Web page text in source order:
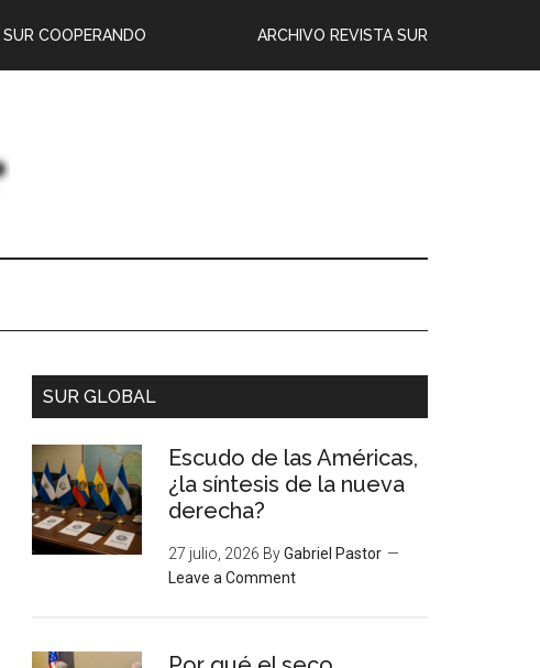
ARCHIVO REVISTA SUR
SUR COOPERANDO
SUR GLOBAL
Escudo de las Américas,
¿la síntesis de la nueva
derecha?
27 julio, 2026 ByGabriel Pastor
Leave a Comment